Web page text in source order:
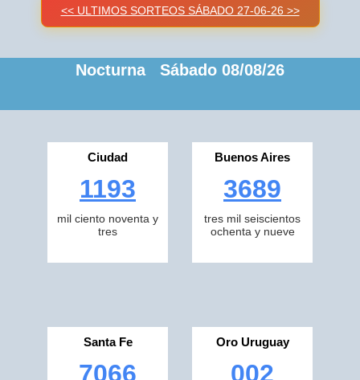
<< ULTIMOS SORTEOS SÁBADO 27-06-26 >>
Nocturna Sábado 08/08/26
Ciudad
1193
mil ciento noventa y
tres
Buenos Aires
3689
tres mil seiscientos
ochenta y nueve
Santa Fe
7066
Oro Uruguay
002